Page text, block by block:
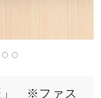
」 ※ファス